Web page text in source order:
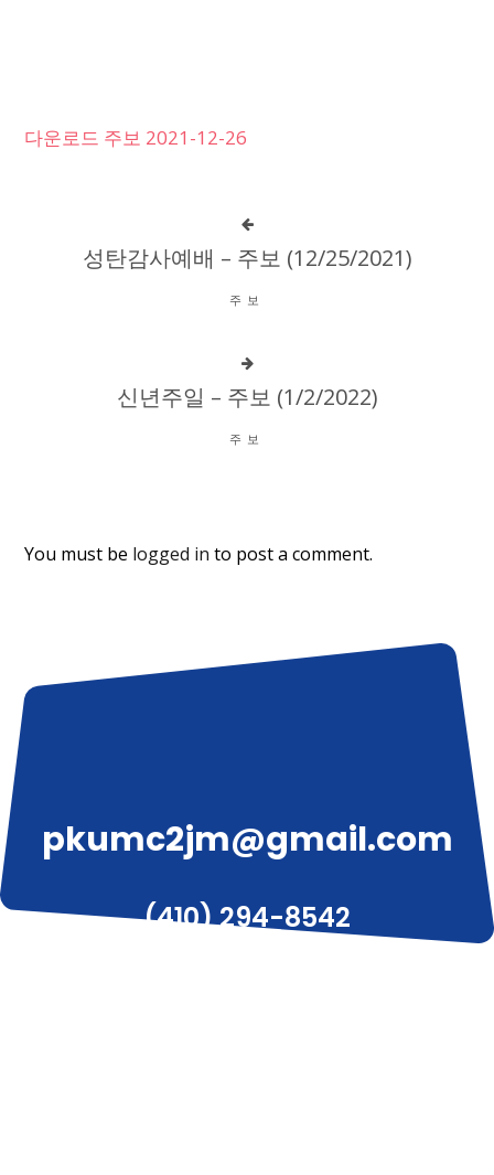
다운로드 주보 2021-12-26
성탄감사예배 – 주보 (12/25/2021)
주보
신년주일 – 주보 (1/2/2022)
주보
You must be logged in to post a comment.
pkumc2jm@gmail.com
(410) 294-8542